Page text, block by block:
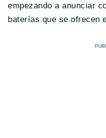
empezando a anunciar
baterías que se ofrecen